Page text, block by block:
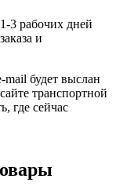
3 рабочих дней
и
будет выслан
транспортной
где сейчас